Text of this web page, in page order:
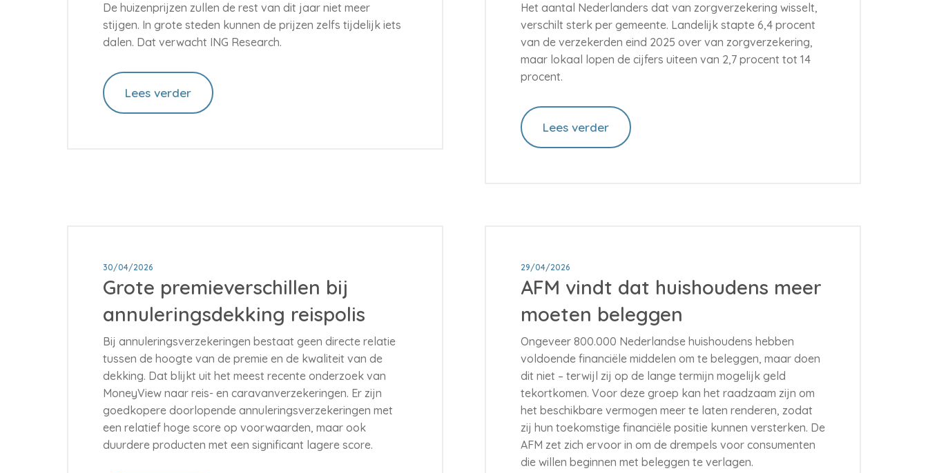
De huizenprijzen zullen de rest van dit jaar niet meer
stijgen. In grote steden kunnen de prijzen zelfs tijdelijk iets
dalen. Dat verwacht ING Research.
Lees verder
Het aantal Nederlanders dat van zorgverzekering wisselt,
verschilt sterk per gemeente. Landelijk stapte 6,4 procent
van de verzekerden eind 2025 over van zorgverzekering,
maar lokaal lopen de cijfers uiteen van 2,7 procent tot 14
procent.
Lees verder
30/04/2026
Grote premieverschillen bij
annuleringsdekking reispolis
Bij annuleringsverzekeringen bestaat geen directe relatie
tussen de hoogte van de premie en de kwaliteit van de
dekking. Dat blijkt uit het meest recente onderzoek van
MoneyView naar reis- en caravanverzekeringen. Er zijn
goedkopere doorlopende annuleringsverzekeringen met
een relatief hoge score op voorwaarden, maar ook
duurdere producten met een significant lagere score.
29/04/2026
AFM vindt dat huishoudens meer
moeten beleggen
Ongeveer 800.000 Nederlandse huishoudens hebben
voldoende financiële middelen om te beleggen, maar doen
dit niet – terwijl zij op de lange termijn mogelijk geld
tekortkomen. Voor deze groep kan het raadzaam zijn om
het beschikbare vermogen meer te laten renderen, zodat
zij hun toekomstige financiële positie kunnen versterken. De
AFM zet zich ervoor in om de drempels voor consumenten
die willen beginnen met beleggen te verlagen.